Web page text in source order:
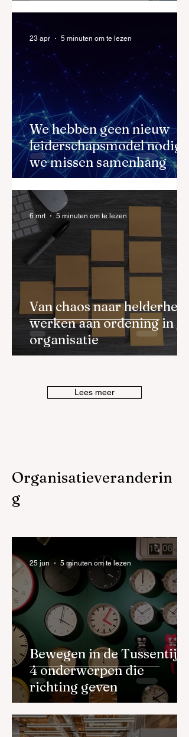
moeten worden
We hebben geen nieuw
leiderschapsmodel nodig,
we missen samenhang
23 apr 5 minuten om te lezen
Van chaos naar helderheid:
werken aan ordening in je
organisatie
6 mrt 5 minuten om te lezen
Lees meer
Organisatieveranderin
g
Bewegen in de Tussentijd:
4 onderwerpen die
richting geven
25 jun 5 minuten om te lezen